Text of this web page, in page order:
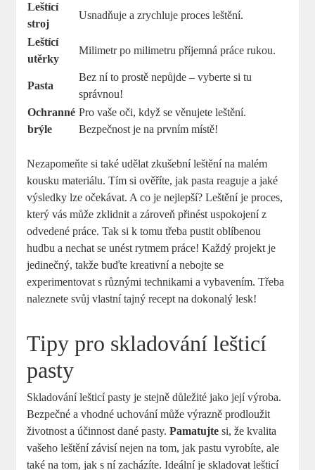
Leštící
stroj
Usnadňuje a zrychluje proces leštění.
Leštící
utěrky
Milimetr po milimetru příjemná práce rukou.
Pasta
Bez ní to prostě nepůjde – vyberte si tu
správnou!
Ochranné
brýle
Pro vaše oči, když se věnujete leštění.
Bezpečnost je na prvním místě!
Nezapomeňte si také udělat zkušební leštění na malém
kousku materiálu. Tím si ověříte, jak pasta reaguje a jaké
výsledky lze očekávat. A co je nejlepší? Leštění je proces,
který vás může zklidnit a zároveň přinést uspokojení z
odvedené práce. Tak si k tomu třeba pustit oblíbenou
hudbu a nechat se unést rytmem práce! Každý projekt je
jedinečný, takže buďte kreativní a nebojte se
experimentovat s různými technikami a vybavením. Třeba
naleznete svůj vlastní tajný recept na dokonalý lesk!
Tipy pro skladování lešticí
pasty
Skladování lešticí pasty je stejně důležité jako její výroba.
Bezpečné a vhodné uchování může výrazně prodloužit
životnost a účinnost dané pasty.Pamatujte si, že kvalita
vašeho leštění závisí nejen na tom, jak pastu vyrobíte, ale
také na tom, jak s ní zacházíte. Ideální je skladovat lešticí